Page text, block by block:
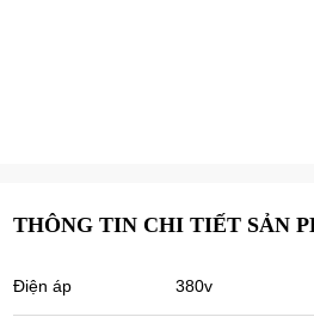
Tayfun từ Thổ Nhĩ Kỳ
THÔNG TIN CHI TIẾT SẢN
Điện áp 380v